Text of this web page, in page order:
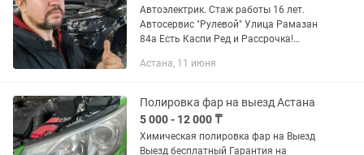
Автоэлектрик. Стаж работы 16 лет.
Автосервис "Рулевой" Улица Рамазан
84а Есть Каспи Ред и Рассрочка!
Диагностика и ремонт
Любые автомобили с...
Астана, 11 июня
Полировка фар на выезд Астана
5 000 - 12 000 ₸
Химическая полировка фар на Выезд
Выезд бесплатный Гарантия на